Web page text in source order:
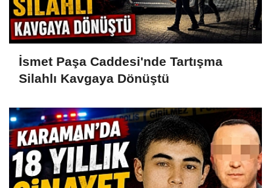
İsmet Paşa Caddesi'nde Tartışma
Silahlı Kavgaya Dönüştü